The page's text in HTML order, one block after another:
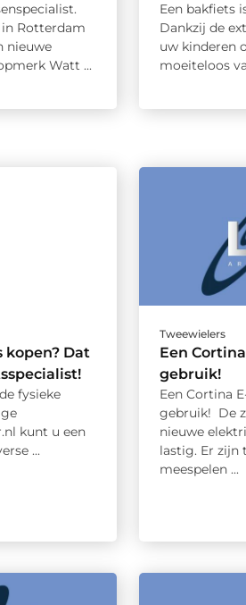
in Rotterdam
nieuwe
Watt ...
Een bakfiets
Dankzij de
uw kinderen
moeiteloos
kopen? Dat
fysieke
kunt u een
...
Tweewielers
Een
gebruik!
Een Cortina
gebruik! De
nieuwe
lastig. Er zijn
meespelen ...